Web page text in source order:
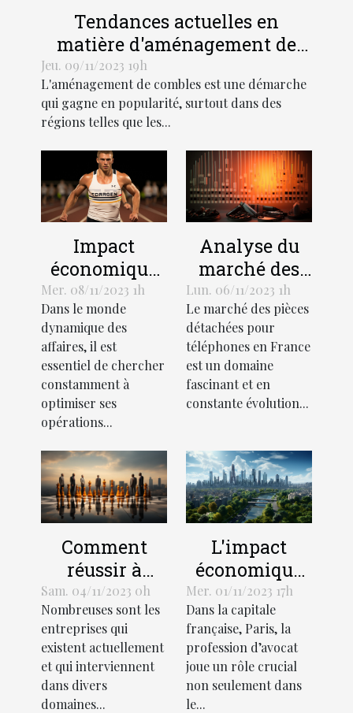
Tendances actuelles en
matière d'aménagement de
combles dans les régions
Hauts-de-France et Grand Est
Jeu. 09/11/2023 19h
L'aménagement de combles est une démarche
qui gagne en popularité, surtout dans des
régions telles que les...
Impact
économique
de
l'optimisation
des affaires
Mer. 08/11/2023 1h
Dans le monde
dynamique des
affaires, il est
essentiel de chercher
constamment à
optimiser ses
opérations...
Analyse du
marché des
pièces
détachées
pour
téléphones en
France
Lun. 06/11/2023 1h
Le marché des pièces
détachées pour
téléphones en France
est un domaine
fascinant et en
constante évolution...
Comment
réussir à
démarquer
votre
entreprise de
la
concurrence ?
Sam. 04/11/2023 0h
Nombreuses sont les
entreprises qui
existent actuellement
et qui interviennent
dans divers
domaines...
L'impact
économique
de la
profession
d'avocat à
Paris
Mer. 01/11/2023 17h
Dans la capitale
française, Paris, la
profession d’avocat
joue un rôle crucial
non seulement dans
le...